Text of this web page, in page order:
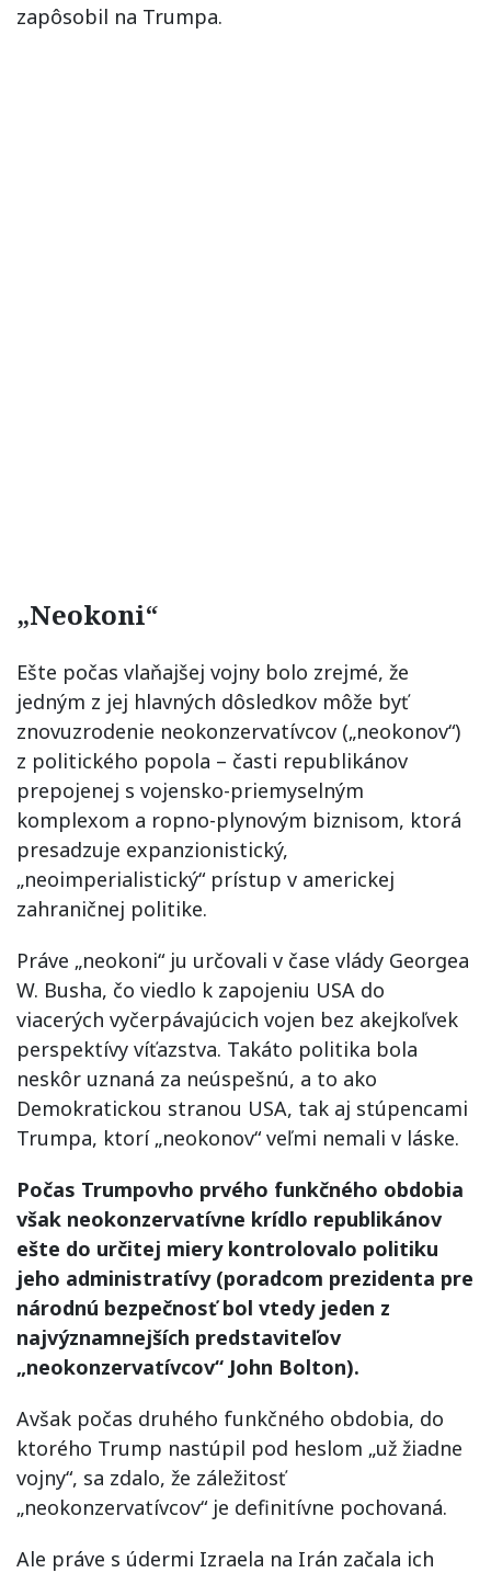
zapôsobil na Trumpa.
„Neokoni“
Ešte počas vlaňajšej vojny bolo zrejmé, že
jedným z jej hlavných dôsledkov môže byť
znovuzrodenie neokonzervatívcov („neokonov“)
z politického popola – časti republikánov
prepojenej s vojensko-priemyselným
komplexom a ropno-plynovým biznisom, ktorá
presadzuje expanzionistický,
„neoimperialistický“ prístup v americkej
zahraničnej politike.
Práve „neokoni“ ju určovali v čase vlády Georgea
W. Busha, čo viedlo k zapojeniu USA do
viacerých vyčerpávajúcich vojen bez akejkoľvek
perspektívy víťazstva. Takáto politika bola
neskôr uznaná za neúspešnú, a to ako
Demokratickou stranou USA, tak aj stúpencami
Trumpa, ktorí „neokonov“ veľmi nemali v láske.
Počas Trumpovho prvého funkčného obdobia
však neokonzervatívne krídlo republikánov
ešte do určitej miery kontrolovalo politiku
jeho administratívy (poradcom prezidenta pre
národnú bezpečnosť bol vtedy jeden z
najvýznamnejších predstaviteľov
„neokonzervatívcov“ John Bolton).
Avšak počas druhého funkčného obdobia, do
ktorého Trump nastúpil pod heslom „už žiadne
vojny“, sa zdalo, že záležitosť
„neokonzervatívcov“ je definitívne pochovaná.
Ale práve s údermi Izraela na Irán začala ich